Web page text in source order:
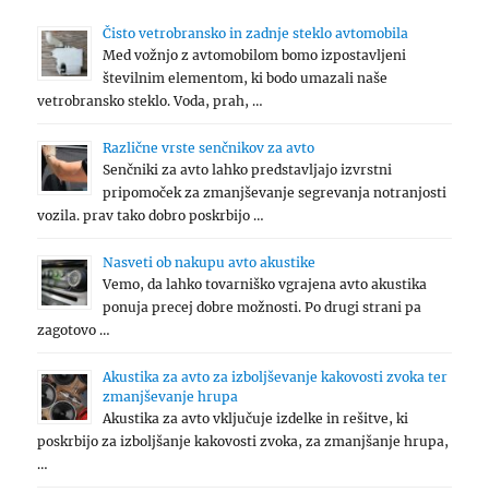
Čisto vetrobransko in zadnje steklo avtomobila
Med vožnjo z avtomobilom bomo izpostavljeni
številnim elementom, ki bodo umazali naše
vetrobransko steklo. Voda, prah, …
Različne vrste senčnikov za avto
Senčniki za avto lahko predstavljajo izvrstni
pripomoček za zmanjševanje segrevanja notranjosti
vozila. prav tako dobro poskrbijo …
Nasveti ob nakupu avto akustike
Vemo, da lahko tovarniško vgrajena avto akustika
ponuja precej dobre možnosti. Po drugi strani pa
zagotovo …
Akustika za avto za izboljševanje kakovosti zvoka ter
zmanjševanje hrupa
Akustika za avto vključuje izdelke in rešitve, ki
poskrbijo za izboljšanje kakovosti zvoka, za zmanjšanje hrupa,
…